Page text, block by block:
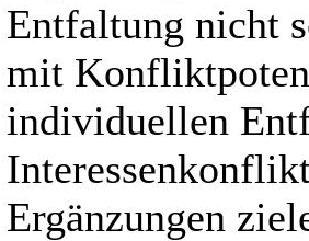
Entfaltung nicht
mit
individuellen
Ergänzungen